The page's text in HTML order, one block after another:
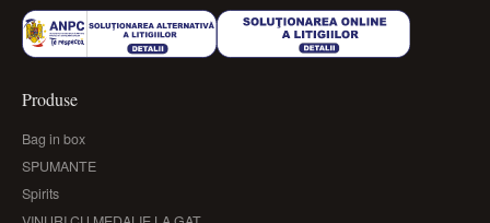
Produse
Bag in box
SPUMANTE
Spirits